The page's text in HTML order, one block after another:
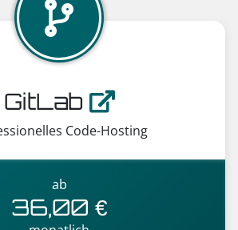
GitLab
Code-Hosting
ab
36,00 €